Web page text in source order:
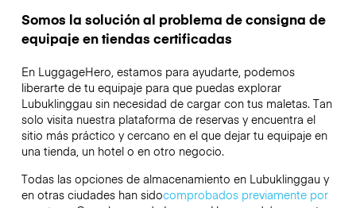
Somos la solución al problema de consigna de
equipaje en tiendas certificadas
En LuggageHero, estamos para ayudarte, podemos
liberarte de tu equipaje para que puedas explorar
Lubuklinggau sin necesidad de cargar con tus maletas. Tan
solo visita nuestra plataforma de reservas y encuentra el
sitio más práctico y cercano en el que dejar tu equipaje en
una tienda, un hotel o en otro negocio.
Todas las opciones de almacenamiento en Lubuklinggau y
en otras ciudades han sidocomprobados previamente por